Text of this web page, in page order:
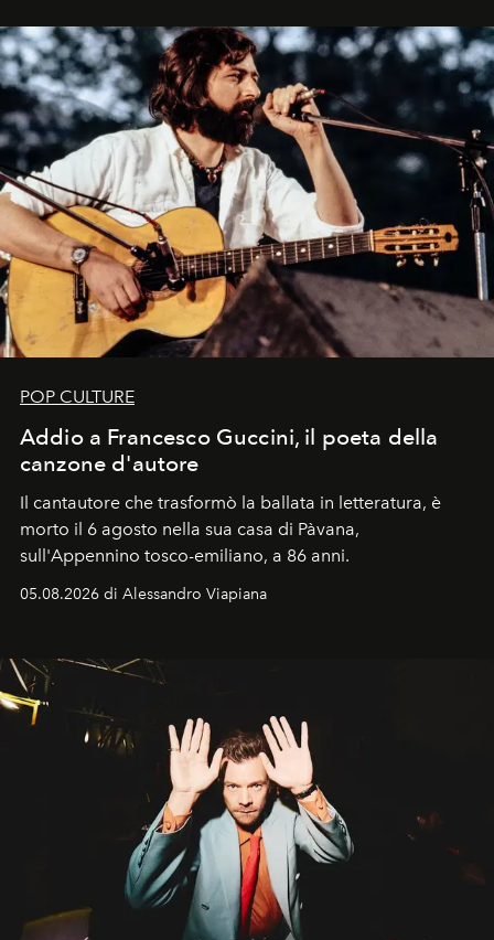
uno dei documenti più contemporanei che abbiamo.
POP CULTURE
Addio a Francesco Guccini, il poeta della
canzone d'autore
Il cantautore che trasformò la ballata in letteratura, è
morto il 6 agosto nella sua casa di Pàvana,
sull'Appennino tosco-emiliano, a 86 anni.
05.08.2026 di Alessandro Viapiana